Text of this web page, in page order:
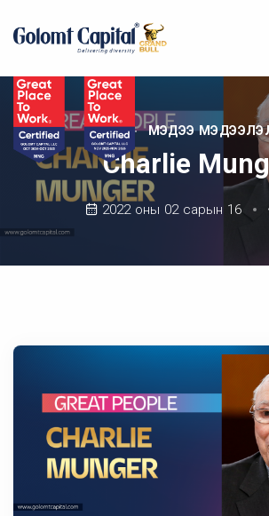
МЭДЭЭ
Charlie
2022 оны 02 сарын 16